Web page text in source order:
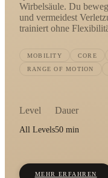
Wirbelsäule. Du
und vermeidest
trainiert ohne
MOBILITY CORE
RANGE OF MOTION
Level
All Levels
Dauer
50 min
MEHR ERFAHREN